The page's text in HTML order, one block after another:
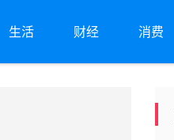
生活 财经 消费